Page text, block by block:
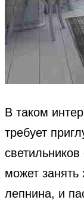
В таком
требует
может занять
лепнина, и